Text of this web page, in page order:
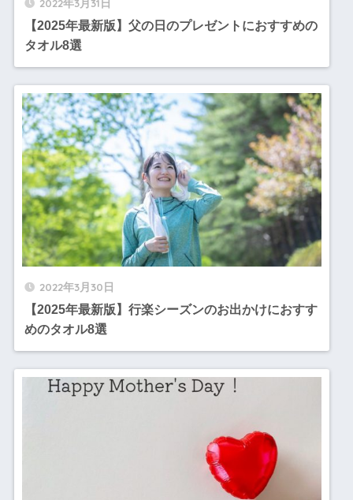
【2025年最新版】父の日のプレゼントにおすすめの
タオル8選
2022年3月30日
【2025年最新版】行楽シーズンのお出かけにおすす
めのタオル8選